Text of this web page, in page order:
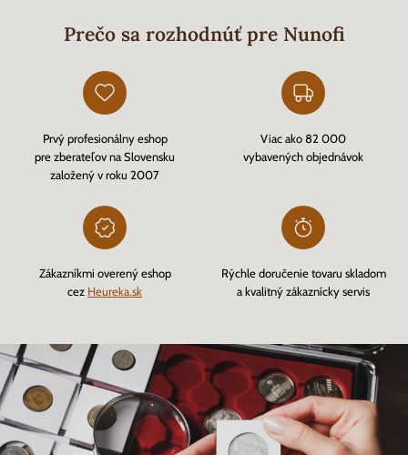
Prečo sa rozhodnúť pre Nunofi
Prvý profesionálny eshop
pre zberateľov na Slovensku
založený v roku 2007
Viac ako 82 000
vybavených objednávok
Zákazníkmi overený eshop
cez Heureka.sk
Rýchle doručenie tovaru skladom
a kvalitný zákaznícky servis